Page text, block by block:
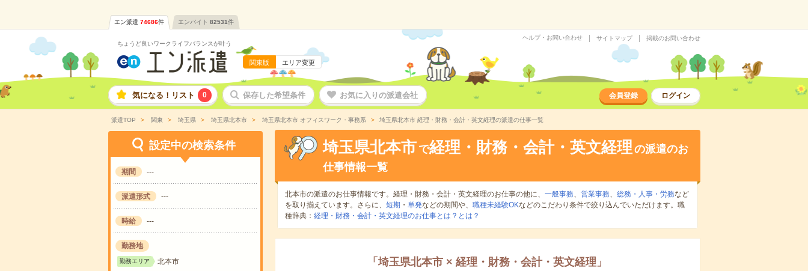
エン派遣 74686件 エンバイト 82531件
ちょうど良いワークライフバランスが叶う
関東版 エリア変更
ヘルプ・お問い合わせ サイトマップ 掲載のお問い合わせ
気になる！リスト 0 保存した希望条件 お気に入りの派遣会社 会員登録 ログイン
派遣TOP 関東 埼玉県 埼玉県北本市 埼玉県北本市 オフィスワーク・事務系 埼玉県北本市 経理・財務・会計・英文経理の派遣の仕事一覧
設定中の検索条件
期間 ---
派遣形式 ---
時給 ---
勤務地
勤務エリア 北本市
埼玉県北本市 で経理・財務・会計・英文経理 の派遣のお
仕事情報一覧
北本市の派遣のお仕事情報です。経理・財務・会計・英文経理のお仕事の他に、 一般事務、 営業事務、 総務・人事・労務など
を取り揃えています。さらに、 短期 ・ 単発などの期間や、 職種未経験OKなどのこだわり条件で絞り込んでいただけます。職
種辞典： 経理・財務・会計・英文経理のお仕事とは？とは？
「 埼玉県北本市 × 経理・財務・会計・英文経理 」